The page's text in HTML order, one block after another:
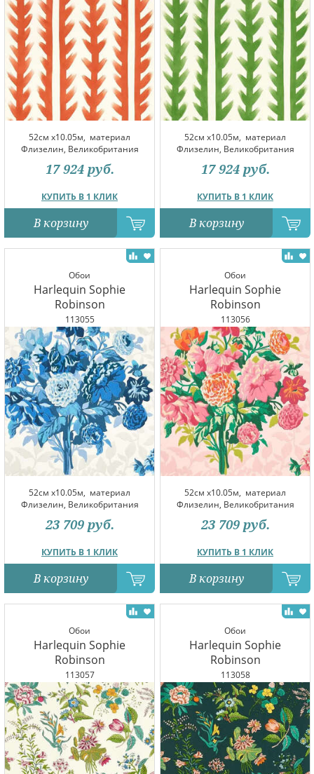
52см x10.05м, материал
Флизелин, Великобритания
КУПИТЬ В 1 КЛИК
17 924 руб.
В корзину
52см x10.05м, материал
Флизелин, Великобритания
КУПИТЬ В 1 КЛИК
17 924 руб.
В корзину
Обои
Harlequin Sophie
Robinson
113055
52см x10.05м, материал
Флизелин, Великобритания
КУПИТЬ В 1 КЛИК
23 709 руб.
В корзину
Обои
Harlequin Sophie
Robinson
113056
52см x10.05м, материал
Флизелин, Великобритания
КУПИТЬ В 1 КЛИК
23 709 руб.
В корзину
Обои
Harlequin Sophie
Robinson
113057
Обои
Harlequin Sophie
Robinson
113058